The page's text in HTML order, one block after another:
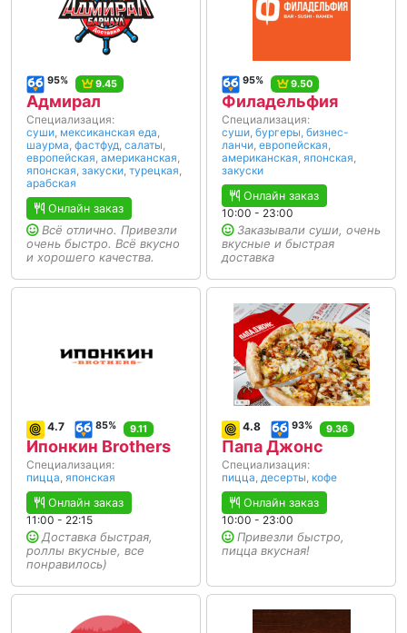
95% 9.45
Адмирал
Специализация:
суши мексиканская еда
шаурма фастфуд салаты
европейская американская
японская закуски турецкая
арабская
Онлайн заказ
Всё отлично. Привезли
очень быстро. Всё вкусно
и хорошего качества.
95% 9.50
Филадельфия
Специализация:
суши бургеры бизнес-
ланчи европейская
американская японская
закуски
Онлайн заказ
10:00 - 23:00
Заказывали суши, очень
вкусные и быстрая
доставка
4.7 85% 9.11
Ипонкин Brothers
Специализация:
пицца японская
Онлайн заказ
11:00 - 22:15
Доставка быстрая,
роллы вкусные, все
понравилось)
4.8 93% 9.36
Папа Джонс
Специализация:
пицца десерты кофе
Онлайн заказ
10:00 - 23:00
Привезли быстро,
пицца вкусная!